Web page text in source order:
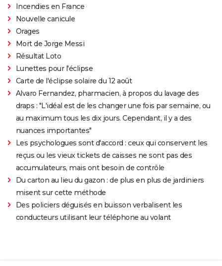
Incendies en France
Nouvelle canicule
Orages
Mort de Jorge Messi
Résultat Loto
Lunettes pour l'éclipse
Carte de l'éclipse solaire du 12 août
Alvaro Fernandez, pharmacien, à propos du lavage des
draps : "L'idéal est de les changer une fois par semaine, ou
au maximum tous les dix jours. Cependant, il y a des
nuances importantes"
Les psychologues sont d'accord : ceux qui conservent les
reçus ou les vieux tickets de caisses ne sont pas des
accumulateurs, mais ont besoin de contrôle
Du carton au lieu du gazon : de plus en plus de jardiniers
misent sur cette méthode
Des policiers déguisés en buisson verbalisent les
conducteurs utilisant leur téléphone au volant